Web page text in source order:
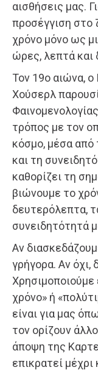
αισθήσεις μας.
προσέγγιση στο
χρόνο μόνο ως
ώρες, λεπτά και
Τον 19ο αιώνα,
Χούσερλ
τρόπος με τον
κόσμο, μέσα από
και τη
καθορίζει τη
βιώνουμε το
δευτερόλεπτα,
συνειδητότητά
Αν
γρήγορα. Αν όχι,
χρόνο» ή
είναι για μας
τον ορίζουν
άποψη της
επικρατεί